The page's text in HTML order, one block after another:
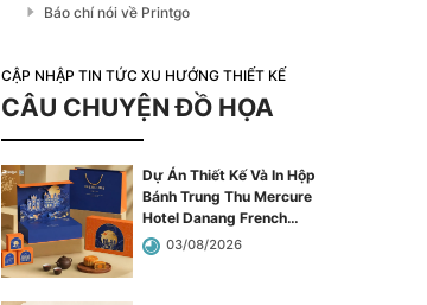
Báo chí nói về Printgo
CẬP NHẬP TIN TỨC XU HƯỚNG THIẾT KẾ
CÂU CHUYỆN ĐỒ HỌA
Dự Án Thiết Kế Và In Hộp
Bánh Trung Thu Mercure
Hotel Danang French
Village Bana Hills
03/08/2026